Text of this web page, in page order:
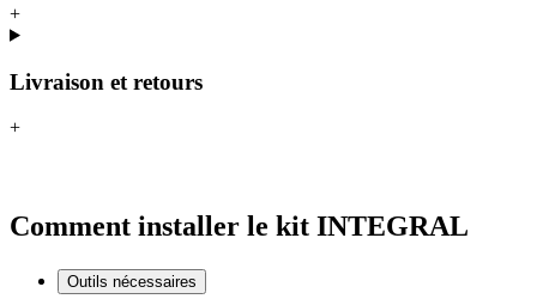
+
Livraison et retours
+
Comment installer le kit INTEGRAL
Outils nécessaires